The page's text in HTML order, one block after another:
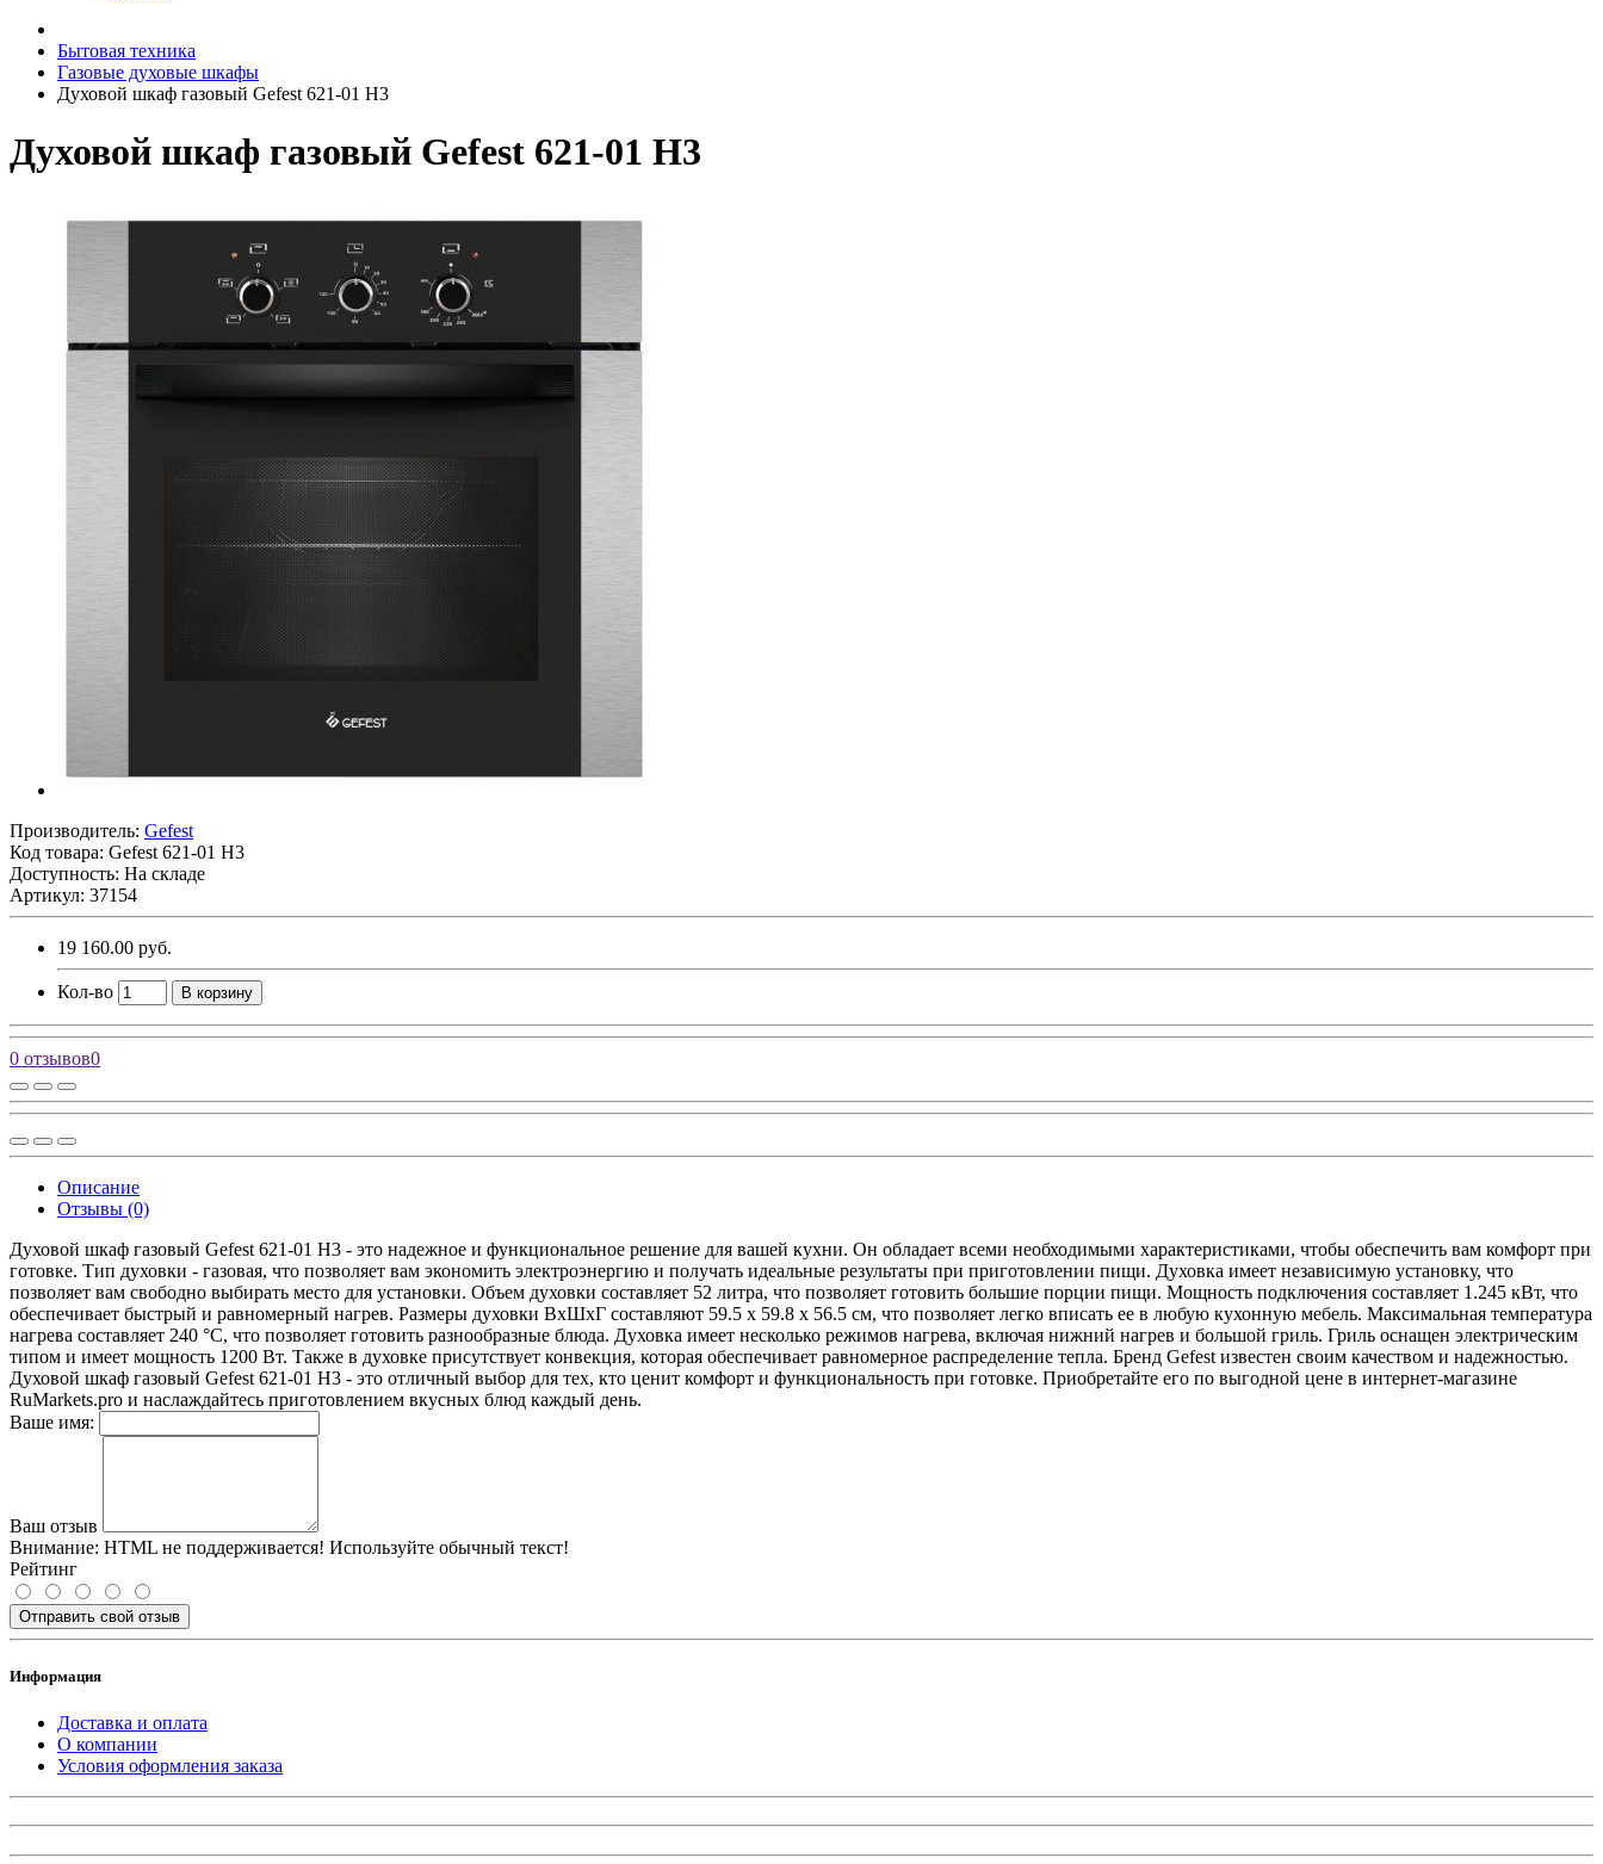
Бытовая техника
Газовые духовые шкафы
Духовой шкаф газовый Gefest 621-01 Н3
Духовой шкаф газовый Gefest 621-01 Н3
Производитель: Gefest
Код товара: Gefest 621-01 Н3
Доступность: На складе
Артикул: 37154
19 160.00 руб.
Кол-во В корзину
0 отзывов0
Описание
Отзывы (0)
Духовой шкаф газовый Gefest 621-01 Н3 - это надежное и функциональное решение для вашей кухни. Он обладает всеми необходимыми характеристиками, чтобы обеспечить вам комфорт при
готовке. Тип духовки - газовая, что позволяет вам экономить электроэнергию и получать идеальные результаты при приготовлении пищи. Духовка имеет независимую установку, что
позволяет вам свободно выбирать место для установки. Объем духовки составляет 52 литра, что позволяет готовить большие порции пищи. Мощность подключения составляет 1.245 кВт, что
обеспечивает быстрый и равномерный нагрев. Размеры духовки ВхШхГ составляют 59.5 х 59.8 x 56.5 см, что позволяет легко вписать ее в любую кухонную мебель. Максимальная температура
нагрева составляет 240 °C, что позволяет готовить разнообразные блюда. Духовка имеет несколько режимов нагрева, включая нижний нагрев и большой гриль. Гриль оснащен электрическим
типом и имеет мощность 1200 Вт. Также в духовке присутствует конвекция, которая обеспечивает равномерное распределение тепла. Бренд Gefest известен своим качеством и надежностью.
Духовой шкаф газовый Gefest 621-01 Н3 - это отличный выбор для тех, кто ценит комфорт и функциональность при готовке. Приобретайте его по выгодной цене в интернет-магазине
RuMarkets.pro и наслаждайтесь приготовлением вкусных блюд каждый день.
Ваше имя:
Ваш отзыв
Внимание: HTML не поддерживается! Используйте обычный текст!
Рейтинг
Отправить свой отзыв
Информация
Доставка и оплата
О компании
Условия оформления заказа